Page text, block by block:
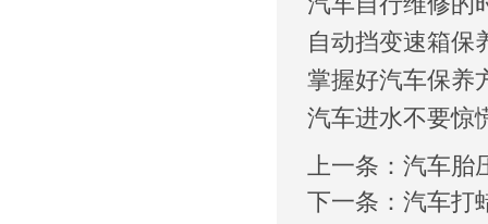
自动挡变速箱保
掌握好汽车保养
汽车进水不要惊
上一条： 汽车胎
下一条： 汽车打